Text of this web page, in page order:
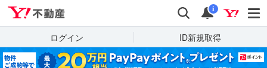
検索 通知
i
ログイン ID新規取得